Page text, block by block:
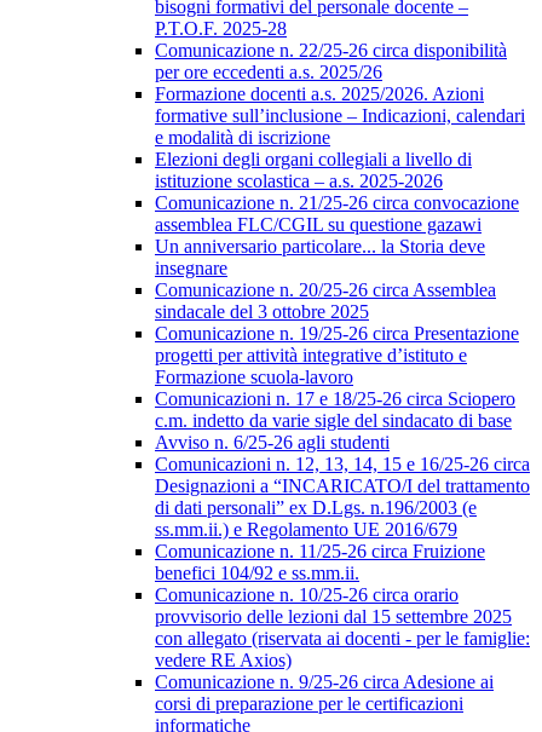
bisogni formativi del personale docente –
P.T.O.F. 2025-28
Comunicazione n. 22/25-26 circa disponibilità
per ore eccedenti a.s. 2025/26
Formazione docenti a.s. 2025/2026. Azioni
formative sull’inclusione – Indicazioni, calendari
e modalità di iscrizione
Elezioni degli organi collegiali a livello di
istituzione scolastica – a.s. 2025-2026
Comunicazione n. 21/25-26 circa convocazione
assemblea FLC/CGIL su questione gazawi
Un anniversario particolare... la Storia deve
insegnare
Comunicazione n. 20/25-26 circa Assemblea
sindacale del 3 ottobre 2025
Comunicazione n. 19/25-26 circa Presentazione
progetti per attività integrative d’istituto e
Formazione scuola-lavoro
Comunicazioni n. 17 e 18/25-26 circa Sciopero
c.m. indetto da varie sigle del sindacato di base
Avviso n. 6/25-26 agli studenti
Comunicazioni n. 12, 13, 14, 15 e 16/25-26 circa
Designazioni a “INCARICATO/I del trattamento
di dati personali” ex D.Lgs. n.196/2003 (e
ss.mm.ii.) e Regolamento UE 2016/679
Comunicazione n. 11/25-26 circa Fruizione
benefici 104/92 e ss.mm.ii.
Comunicazione n. 10/25-26 circa orario
provvisorio delle lezioni dal 15 settembre 2025
con allegato (riservata ai docenti - per le famiglie:
vedere RE Axios)
Comunicazione n. 9/25-26 circa Adesione ai
corsi di preparazione per le certificazioni
informatiche